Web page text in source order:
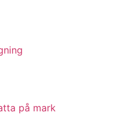
på mark